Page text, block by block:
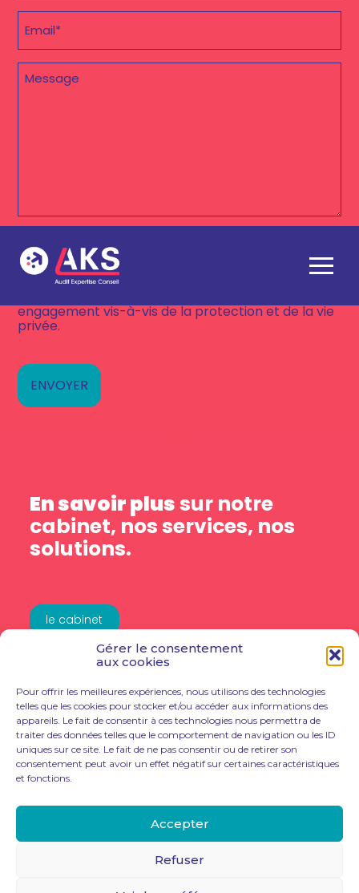
Gérer le consentement
aux cookies
Pour offrir les meilleures expériences, nous utilisons des technologies
telles que les cookies pour stocker et/ou accéder aux informations des
appareils. Le fait de consentir à ces technologies nous permettra de
traiter des données telles que le comportement de navigation ou les ID
uniques sur ce site. Le fait de ne pas consentir ou de retirer son
consentement peut avoir un effet négatif sur certaines caractéristiques
et fonctions.
Accepter
Refuser
Aller
E-
mail
(Nécessaire)
Message
cabinet, afin d’être recontacté dans le cadre de
ma demande. Consultez notre Politique de
confidentialité pour en savoir plus sur nos
engagement vis-à-vis de la protection et de la vie
privée.
En savoir plussur notre
cabinet, nos services, nos
solutions.
le cabinet
NOS SERVICES
Principale
ACTUALITÉ
PLAN DU SITE